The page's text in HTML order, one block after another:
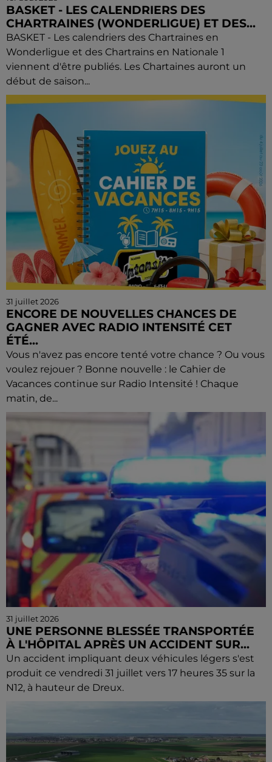
BASKET - LES CALENDRIERS DES
CHARTRAINES (WONDERLIGUE) ET DES...
BASKET - Les calendriers des Chartraines en
Wonderligue et des Chartrains en Nationale 1
viennent d'être publiés. Les Chartaines auront un
début de saison...
31 juillet 2026
ENCORE DE NOUVELLES CHANCES DE
GAGNER AVEC RADIO INTENSITÉ CET
ÉTÉ...
Vous n'avez pas encore tenté votre chance ? Ou vous
voulez rejouer ? Bonne nouvelle : le Cahier de
Vacances continue sur Radio Intensité ! Chaque
matin, de...
31 juillet 2026
UNE PERSONNE BLESSÉE TRANSPORTÉE
À L'HÔPITAL APRÈS UN ACCIDENT SUR...
Un accident impliquant deux véhicules légers s'est
produit ce vendredi 31 juillet vers 17 heures 35 sur la
N12, à hauteur de Dreux.